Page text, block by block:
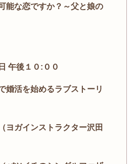
能な恋ですか？～父と娘の
午後１０:００
婚活を始めるラブストーリ
ヨガインストラクター沢田